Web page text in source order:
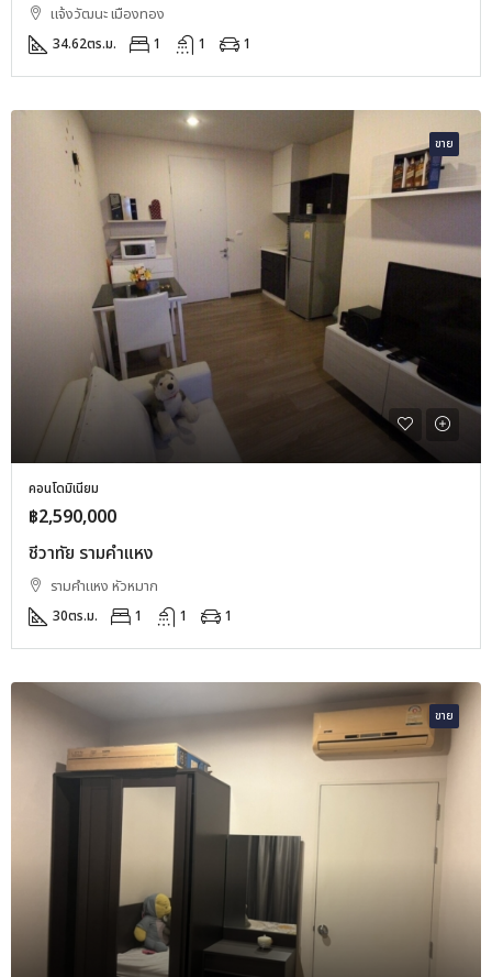
แจ้งวัฒนะ เมืองทอง
34.62ตร.ม. 1 1 1
ขาย
คอนโดมิเนียม
฿2,590,000
ชีวาทัย รามคำแหง
รามคำแหง หัวหมาก
30ตร.ม. 1 1 1
ขาย